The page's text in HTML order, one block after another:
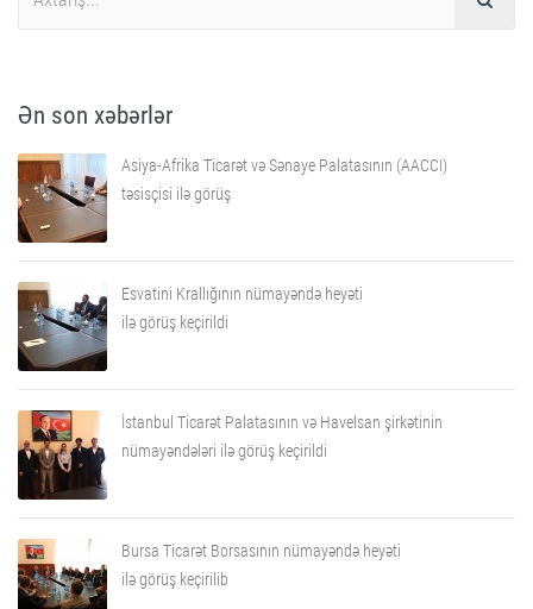
Ən son xəbərlər
Asiya-Afrika Ticarət və Sənaye Palatasının (AACCI)
təsisçisi ilə görüş
Esvatini Krallığının nümayəndə heyəti
ilə görüş keçirildi
İstanbul Ticarət Palatasının və Havelsan şirkətinin
nümayəndələri ilə görüş keçirildi
Bursa Ticarət Borsasının nümayəndə heyəti
ilə görüş keçirilib